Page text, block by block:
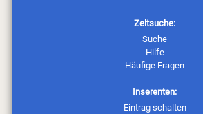
Zeltsuche:
Suche
Hilfe
Häufige Fragen
Inserenten:
Eintrag schalten